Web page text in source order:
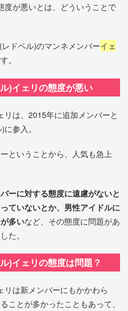
度が悪いとは、どういうことで
ドベル)のマンネメンバーイェ
。
)イェリの態度が悪い
リは、2015年に追加メンバーと
参入。
ということから、人気も急上
ーに対する態度に遠慮がないと
ていないとか、男性アイドルに
多いなど、その態度に問題があ
た。
)イェリの態度は問題？
リは新メンバーにもかかわら
ことが多かったこともあって、